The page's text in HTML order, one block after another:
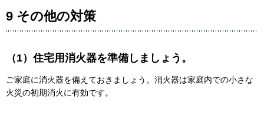
9 その他の対策
（1）住宅用消火器を準備しましょう。
ご家庭に消火器を備えておきましょう。消火器は家庭内での小さな
火災の初期消火に有効です。